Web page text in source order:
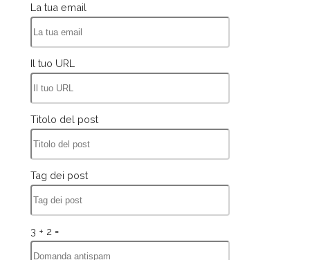
La tua email
Il tuo URL
Titolo del post
Tag dei post
3 + 2 =